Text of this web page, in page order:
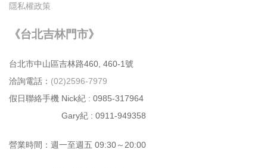
隱私權政策
《台北吉林門市》
台北市中⼭區吉林路460, 460-1號
洽詢電話： (02)2596-7979
假日聯絡手機 Nick紀 : 0985-317964
Gary紀 : 0911-949358
營業時間：週⼀⾄週五 09:30～20:00